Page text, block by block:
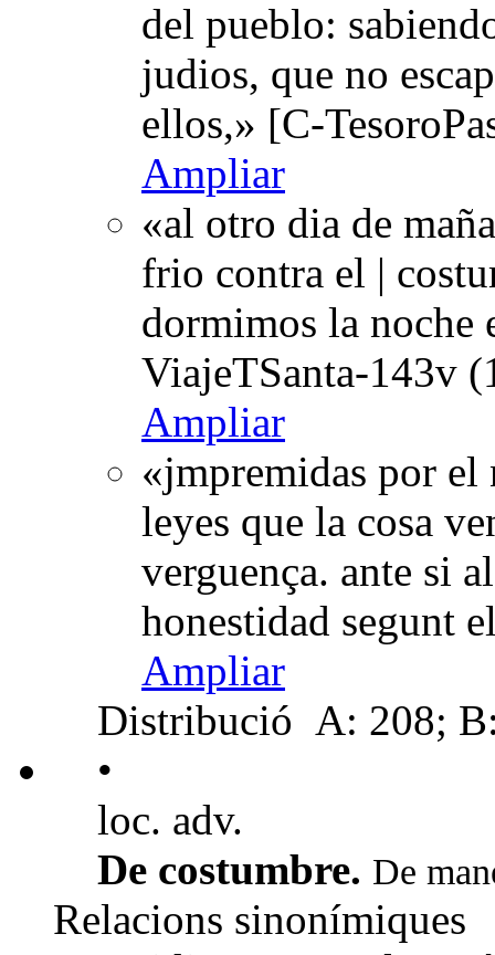
del pueblo:
judios, que no
ellos,» [C-
Ampliar
«al otro dia de
frio contra el |
dormimos la noche
ViajeTSanta-143v
Ampliar
«jmpremidas por el
leyes que la cosa
verguença. ante si
honestidad segunt
Ampliar
Distribució A: 208;
•
loc. adv.
De costumbre. De
Relacions sinonímiques